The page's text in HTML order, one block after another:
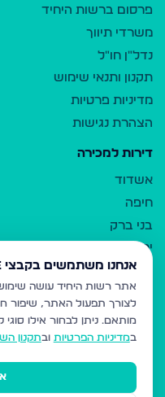
פרסום ברשות היחיד
משרדי תיווך
נדל"ן חו"ל
תקנון ותנאי שימוש
מדיניות פרטיות
הצהרת נגישות
דירות למכירה
אשדוד
חיפה
בני ברק
ירושלים
אלעד
גבעת זאב
בית שמש
רכסים
מודיעין עילית
אנחנו משתמשים בקבצי Cookie
לצורך תפעול האתר, שיפור
מותאם. ניתן לבחור אילו
במדיניות הפרטיות ובתקנון